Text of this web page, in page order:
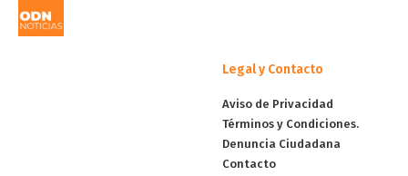
Legal y Contacto
Aviso de Privacidad
Términos y Condiciones.
Denuncia Ciudadana
Contacto